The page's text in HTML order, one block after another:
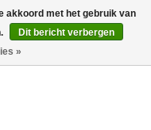
0 Artikelen - €0,00
akkoord met het gebruik van
Dit bericht verbergen
»